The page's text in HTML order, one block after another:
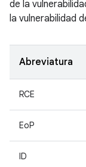
de la
la vulnerabilidad
Abreviatura
RCE
EoP
ID